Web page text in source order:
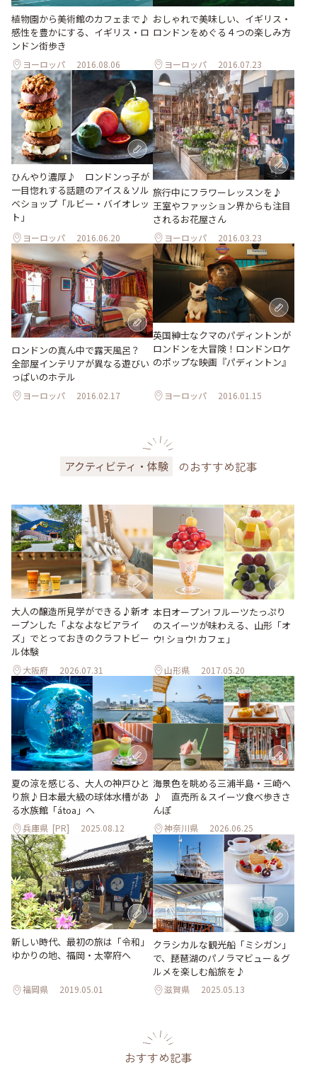
植物園から美術館のカフェまで♪
感性を豊かにする、イギリス・ロ
ンドン街歩き
ヨーロッパ 2016.08.06
おしゃれで美味しい、イギリス・
ロンドンをめぐる４つの楽しみ方
ヨーロッパ 2016.07.23
ひんやり濃厚♪ ロンドンっ子が
一目惚れする話題のアイス＆ソル
ベショップ「ルビー・バイオレッ
ト」
ヨーロッパ 2016.06.20
旅行中にフラワーレッスンを♪
王室やファッション界からも注目
されるお花屋さん
ヨーロッパ 2016.03.23
ロンドンの真ん中で露天風呂？
全部屋インテリアが異なる遊びい
っぱいのホテル
ヨーロッパ 2016.02.17
英国紳士なクマのパディントンが
ロンドンを大冒険！ロンドンロケ
のポップな映画『パディントン』
ヨーロッパ 2016.01.15
アクティビティ・体験 のおすすめ記事
大人の醸造所見学ができる♪新オ
ープンした「よなよなビアライ
ズ」でとっておきのクラフトビー
ル体験
大阪府 2026.07.31
本日オープン! フルーツたっぷり
のスイーツが味わえる、山形「オ
ウ! ショウ! カフェ」
山形県 2017.05.20
夏の涼を感じる、大人の神戸ひと
り旅♪日本最大級の球体水槽があ
る水族館「átoa」へ
兵庫県 [PR] 2025.08.12
海景色を眺める三浦半島・三崎へ
♪ 直売所＆スイーツ食べ歩きさ
んぽ
神奈川県 2026.06.25
新しい時代、最初の旅は「令和」
ゆかりの地、福岡・太宰府へ
福岡県 2019.05.01
クラシカルな観光船「ミシガン」
で、琵琶湖のパノラマビュー＆グ
ルメを楽しむ船旅を♪
滋賀県 2025.05.13
おすすめ記事